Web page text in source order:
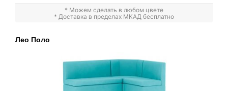
* Можем сделать в любом цвете
* Доставка в пределах МКАД бесплатно
Лео Поло